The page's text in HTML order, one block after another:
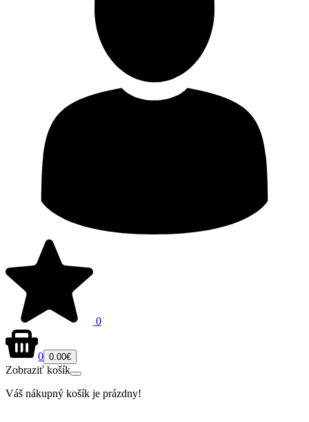
0
0 0.00€
Zobraziť košík
Váš nákupný košík je prázdny!